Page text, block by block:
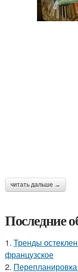
читать дальше →
Последние
1. Тренды
французское
2.